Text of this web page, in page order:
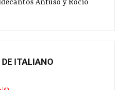
Anfuso y Rocío
ITALIANO